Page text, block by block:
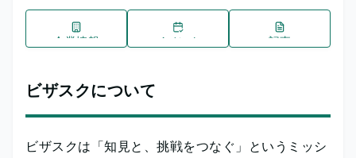
企業情報 イベント 記事
ビザスクについて
ビザスクは「知見と、挑戦をつなぐ」というミッシ